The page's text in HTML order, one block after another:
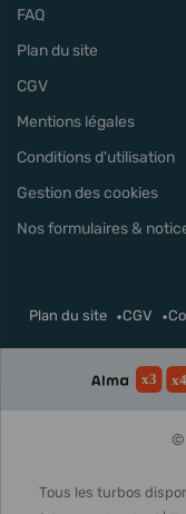
FAQ
Plan du site
CGV
Mentions légales
Conditions d'utilisation
Gestion des cookies
Nos formulaires &
Plan du site CGV
©
Tous les turbos